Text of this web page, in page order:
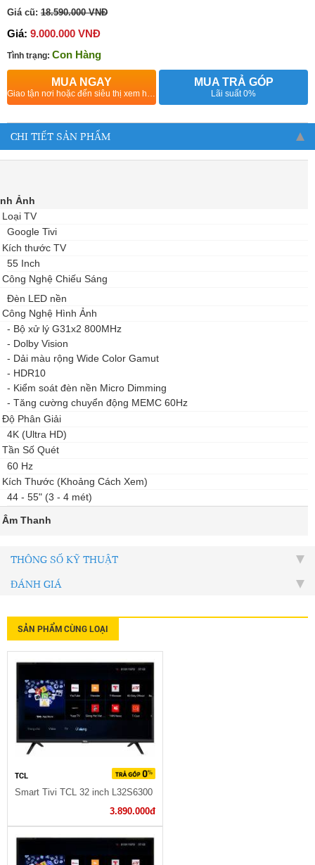
Giá cũ: 18.590.000 VNĐ
Giá: 9.000.000 VNĐ
Tình trạng: Con Hàng
MUA NGAY
Giao tận nơi hoặc đến siêu thị xem hàng
MUA TRẢ GÓP
Lãi suất 0%
CHI TIẾT SẢN PHẨM
Ảnh
Loại TV
Google Tivi
Kích thước TV
55 Inch
Công Nghệ Chiếu Sáng
Đèn LED nền
Công Nghệ Hình Ảnh
- Bộ xử lý G31x2 800MHz
- Dolby Vision
- Dải màu rộng Wide Color Gamut
- HDR10
- Kiểm soát đèn nền Micro Dimming
- Tăng cường chuyển động MEMC 60Hz
Độ Phân Giải
4K (Ultra HD)
Tần Số Quét
60 Hz
Kích Thước (Khoảng Cách Xem)
44 - 55" (3 - 4 mét)
Âm Thanh
THÔNG SỐ KỸ THUẬT
ĐÁNH GIÁ
SẢN PHẨM CÙNG LOẠI
TCL
Smart Tivi TCL 32 inch L32S6300
3.890.000đ